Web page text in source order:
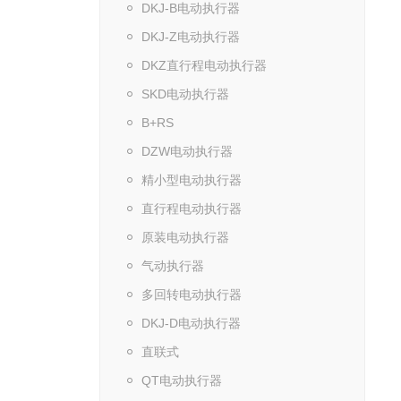
DKJ-B电动执行器
DKJ-Z电动执行器
DKZ直行程电动执行器
SKD电动执行器
B+RS
DZW电动执行器
精小型电动执行器
直行程电动执行器
原装电动执行器
气动执行器
多回转电动执行器
DKJ-D电动执行器
直联式
QT电动执行器